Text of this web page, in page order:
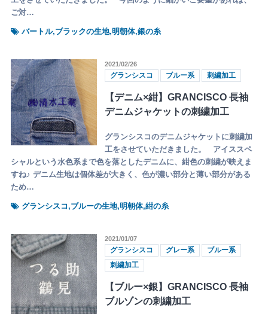
ご対…
バートル,ブラックの生地,明朝体,銀の糸
2021/02/26
グランシスコ ブルー系 刺繍加工
【デニム×紺】GRANCISCO 長袖
デニムジャケットの刺繍加工
グランシスコのデニムジャケットに刺繍加
工をさせていただきました。 アイススペ
シャルという水色系まで色を落としたデニムに、紺色の刺繍が映えま
すね♪ デニム生地は個体差が大きく、色が濃い部分と薄い部分がある
ため…
グランシスコ,ブルーの生地,明朝体,紺の糸
2021/01/07
グランシスコ グレー系
ブルー系
刺繍加工
【ブルー×銀】GRANCISCO 長袖
ブルゾンの刺繍加工